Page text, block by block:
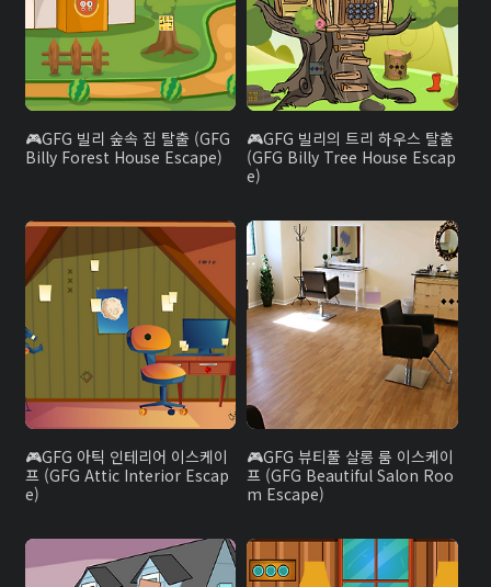
GFG 빌리 숲속 집 탈출 (GFG
Billy Forest House Escape)
GFG 빌리의 트리 하우스 탈출
(GFG Billy Tree House Escap
e)
GFG 아틱 인테리어 이스케이
프 (GFG Attic Interior Escap
e)
GFG 뷰티풀 살롱 룸 이스케이
프 (GFG Beautiful Salon Roo
m Escape)